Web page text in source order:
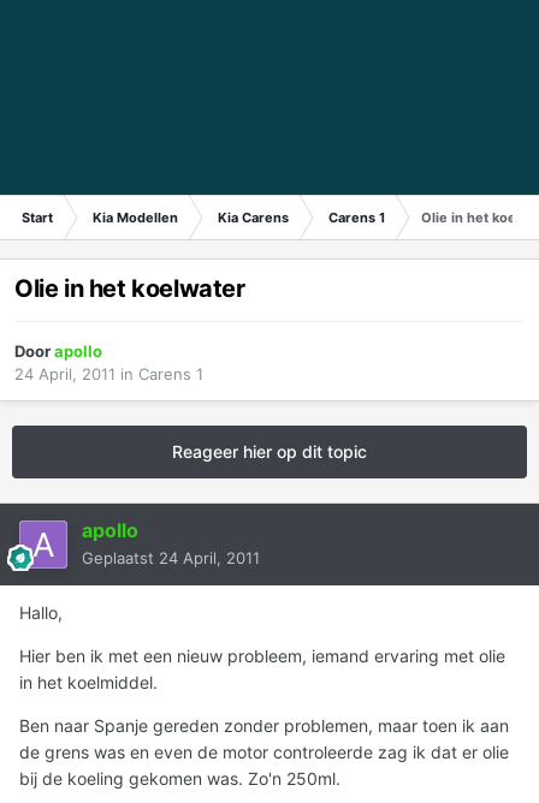
Start Kia Modellen Kia Carens Carens 1 Olie in het
Olie in het koelwater
Doorapollo
24 April, 2011 in Carens 1
Reageer hier op dit topic
apollo
Geplaatst 24 April, 2011
Hallo,
Hier ben ik met een nieuw probleem, iemand ervaring met olie
in het koelmiddel.
Ben naar Spanje gereden zonder problemen, maar toen ik aan
de grens was en even de motor controleerde zag ik dat er olie
bij de koeling gekomen was. Zo'n 250ml.